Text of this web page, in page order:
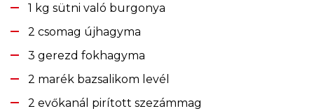
1 kg sütni való burgonya
2 csomag újhagyma
3 gerezd fokhagyma
2 marék bazsalikom levél
2 evőkanál pirított szezámmag